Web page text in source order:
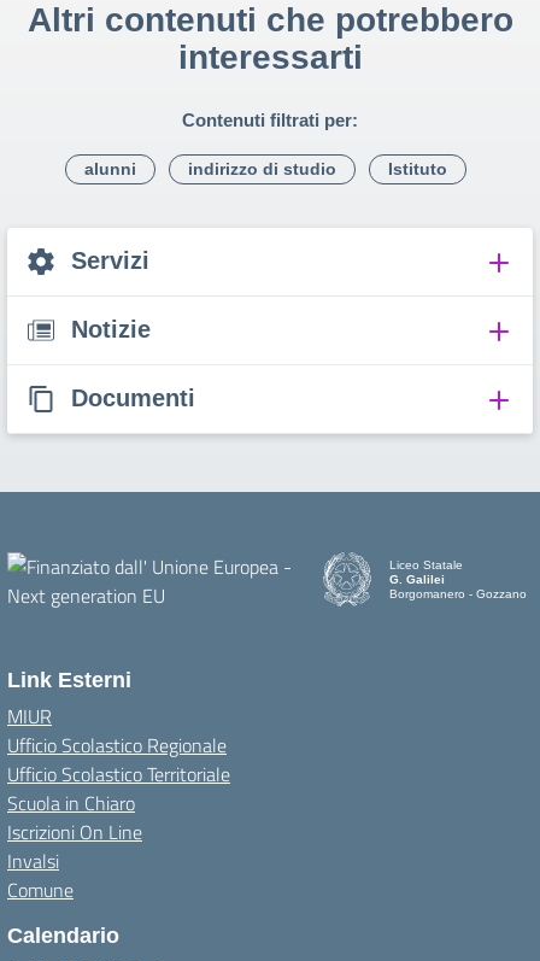
Altri contenuti che potrebbero
interessarti
Contenuti filtrati per:
alunni indirizzo di studio Istituto
Servizi
Notizie
Documenti
Liceo Statale
G. Galilei
Borgomanero - Gozzano
Link Esterni
MIUR
Ufficio Scolastico Regionale
Ufficio Scolastico Territoriale
Scuola in Chiaro
Iscrizioni On Line
Invalsi
Comune
Calendario